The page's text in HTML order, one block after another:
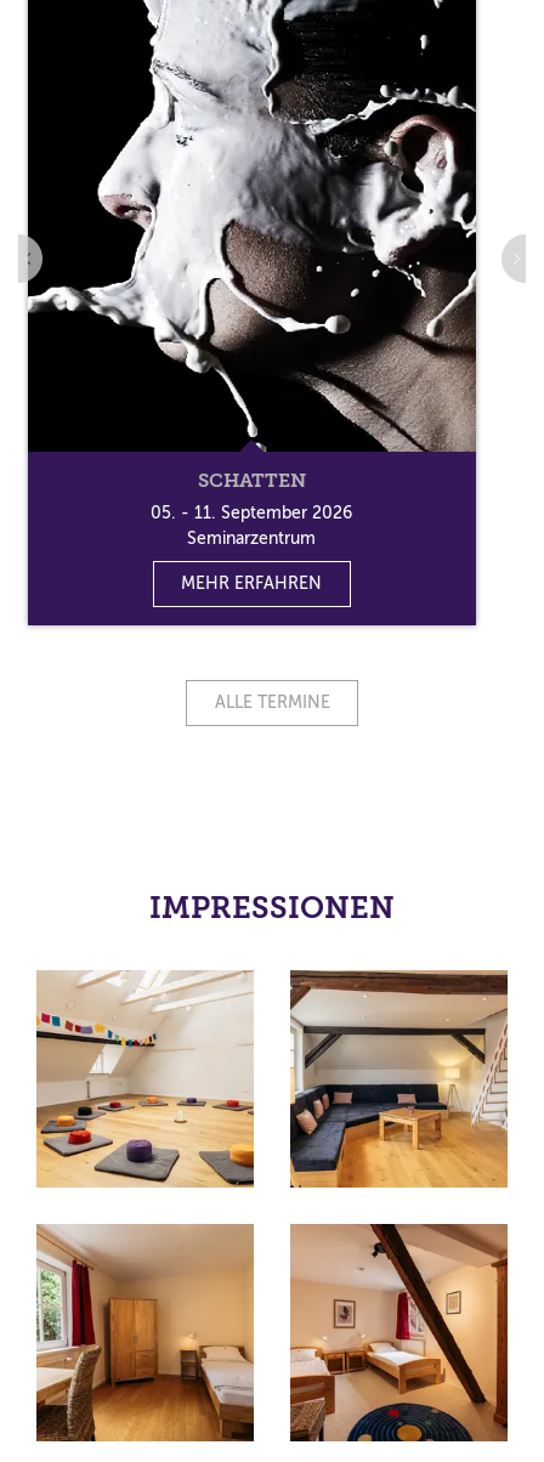
SCHATTEN
05. - 11. September 2026
Seminarzentrum
MEHR ERFAHREN
ALLE TERMINE
IMPRESSIONEN